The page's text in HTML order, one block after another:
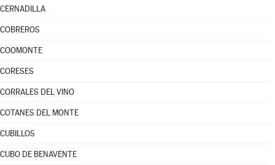
CERNADILLA
COBREROS
COOMONTE
CORESES
CORRALES DEL VINO
COTANES DEL MONTE
CUBILLOS
CUBO DE BENAVENTE